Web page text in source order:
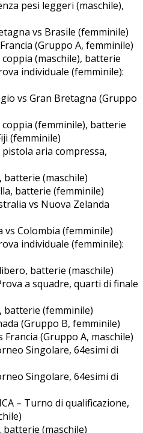
pesi leggeri (maschile),
vs Brasile (femminile)
(Gruppo A, femminile)
coppia (maschile), batterie
individuale (femminile):
vs Gran Bretagna (Gruppo
coppia (femminile), batterie
(femminile)
pistola aria compressa,
batterie (maschile)
batterie (femminile)
vs Nuova Zelanda
vs Colombia (femminile)
individuale (femminile):
batterie (maschile)
a squadre, quarti di finale
batterie (femminile)
(Gruppo B, femminile)
Francia (Gruppo A, maschile)
Singolare, 64esimi di
Singolare, 64esimi di
– Turno di qualificazione,
batterie (maschile)